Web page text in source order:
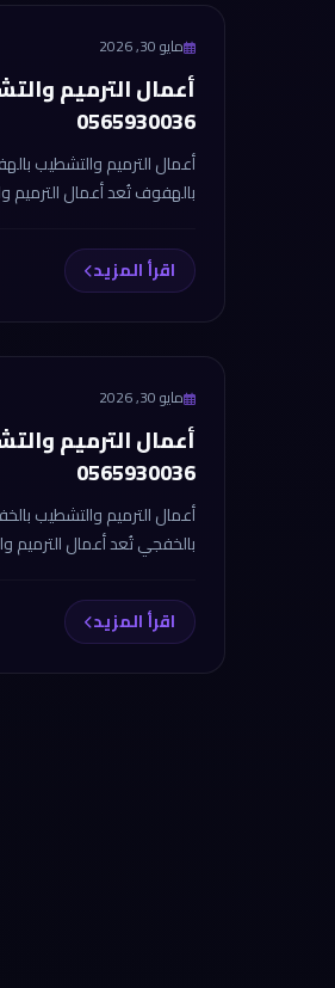
مايو 30, 2026
أعمال الترميم
0565930036
أعمال الترميم والتشطيب
بالهفوف تُعد أعمال
اقرأ المزيد
مايو 30, 2026
أعمال الترميم
0565930036
أعمال الترميم والتشطيب
بالخفجي تُعد أعمال
اقرأ المزيد